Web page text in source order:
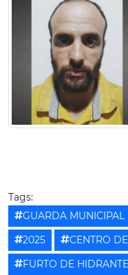
Tags:
GUARDA MUNICIPAL
2025
CENTRO
FURTO DE HIDRANTE